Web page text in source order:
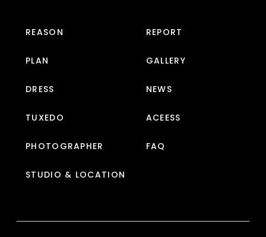
REASON
PLAN
DRESS
TUXEDO
PHOTOGRAPHER
STUDIO & LOCATION
REPORT
GALLERY
NEWS
ACEESS
FAQ